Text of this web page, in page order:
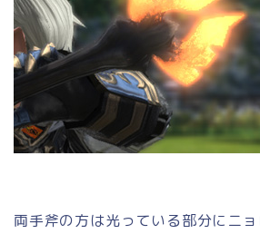
両手斧の方は光っている部分にニ